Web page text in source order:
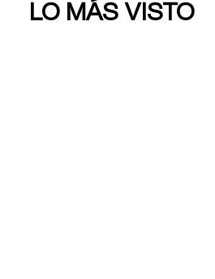
LO MÁS VISTO